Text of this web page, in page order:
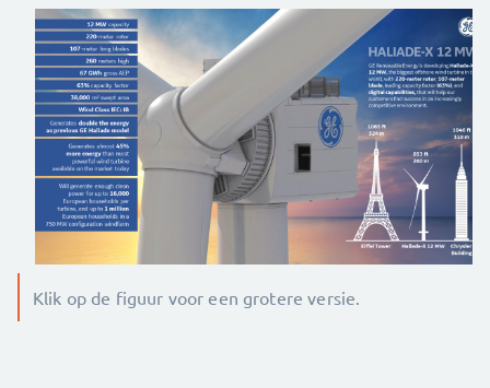
Klik op de figuur voor een grotere versie.